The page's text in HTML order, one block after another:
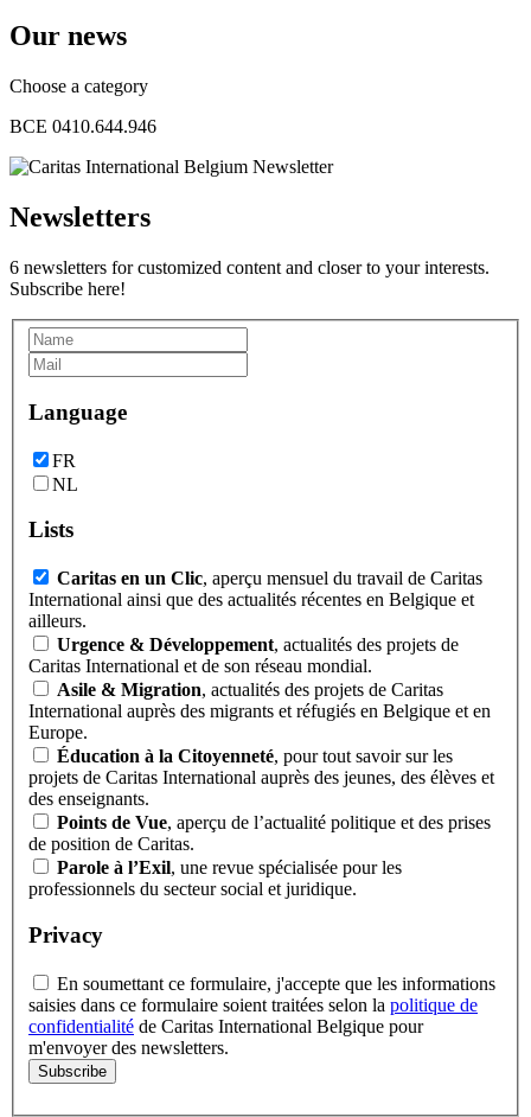
Our news
Choose a category
BCE 0410.644.946
Newsletters
6 newsletters for customized content and closer to your interests.
Subscribe here!
Language
FR
NL
Lists
Caritas en un Clic, aperçu mensuel du travail de Caritas
International ainsi que des actualités récentes en Belgique et
ailleurs.
Urgence & Développement, actualités des projets de
Caritas International et de son réseau mondial.
Asile & Migration, actualités des projets de Caritas
International auprès des migrants et réfugiés en Belgique et en
Europe.
Éducation à la Citoyenneté, pour tout savoir sur les
projets de Caritas International auprès des jeunes, des élèves et
des enseignants.
Points de Vue, aperçu de l’actualité politique et des prises
de position de Caritas.
Parole à l’Exil, une revue spécialisée pour les
professionnels du secteur social et juridique.
Privacy
saisies dans ce formulaire soient traitées selon la politique de
confidentialité de Caritas International Belgique pour
m'envoyer des newsletters.
Subscribe